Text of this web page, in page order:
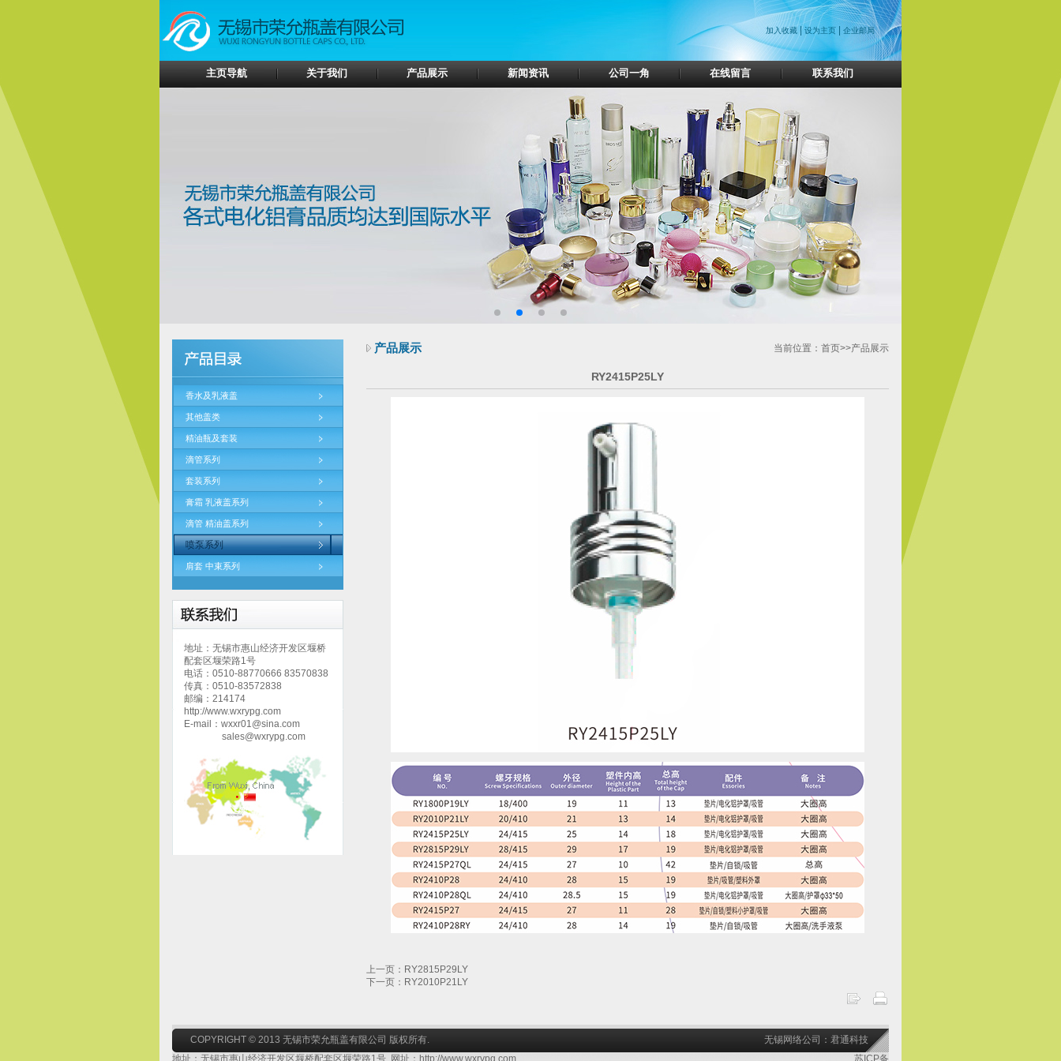
加入收藏 | 设为主页 企业邮局
主页导航 关于我们 产品展示 新闻资讯 公司一角 在线留言 联系我们
香水及乳液盖
其他盖类
精油瓶及套装
滴管系列
套装系列
膏霜 乳液盖系列
滴管 精油盖系列
喷泵系列
肩套 中束系列
地址：无锡市惠山经济开发区堰桥
配套区堰荣路1号
电话：0510-88770666 83570838
传真：0510-83572838
邮编：214174
http://www.wxrypg.com
E-mail：wxxr01@sina.com
sales@wxrypg.com
产品展示 当前位置：首页>>产品展示
RY2415P25LY
上一页：RY2815P29LY
下一页：RY2010P21LY
COPYRIGHT © 2013 无锡市荣允瓶盖有限公司 版权所有.
无锡网络公司：君通科技
地址：无锡市惠山经济开发区堰桥配套区堰荣路1号 网址：http://www.wxrypg.com
苏ICP备